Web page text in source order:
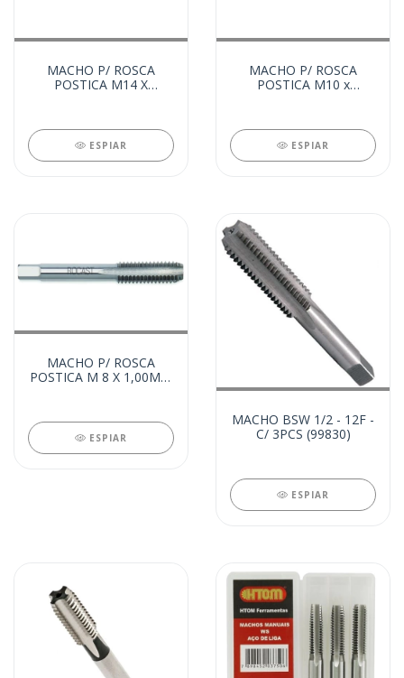
MACHO P/ ROSCA
POSTICA M14 X
ESPIAR
MACHO P/ ROSCA
POSTICA M10 x
ESPIAR
MACHO P/ ROSCA
POSTICA M 8 X 1,00MM
ESPIAR
MACHO BSW 1/2 - 12F -
C/ 3PCS (99830)
ESPIAR